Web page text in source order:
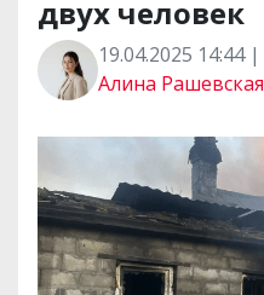
двух человек
19.04.2025 14:44 |
Алина Рашевская